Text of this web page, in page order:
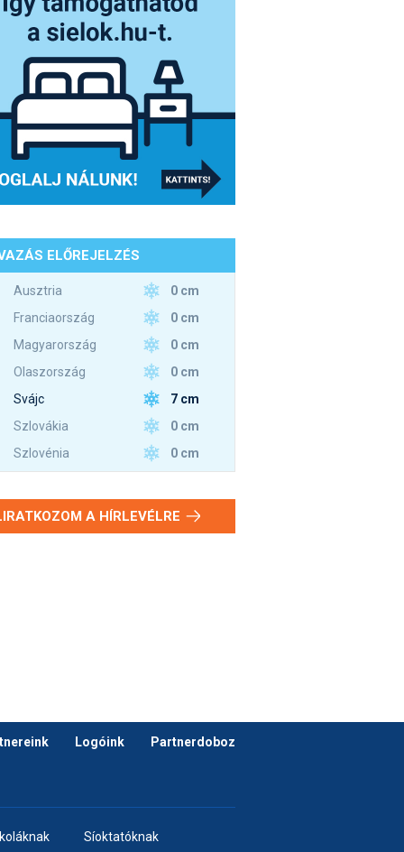
ELŐREJELZÉS
Ausztria
0 cm
Franciaország
0 cm
Magyarország
0 cm
Olaszország
0 cm
Svájc
7 cm
Szlovákia
0 cm
Szlovénia
0 cm
A HÍRLEVÉLRE
Logóink Partnerdoboz
Síoktatóknak